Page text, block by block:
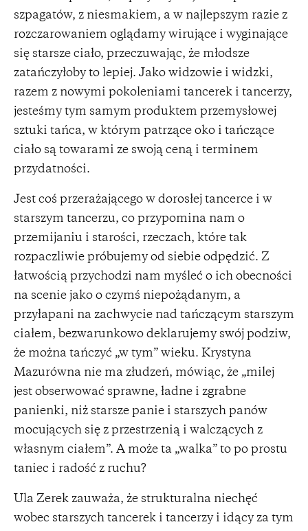
szpagatów, z niesmakiem, a w najlepszym razie z
rozczarowaniem oglądamy wirujące i wyginające
się starsze ciało, przeczuwając, że młodsze
zatańczyłoby to lepiej. Jako widzowie i widzki,
razem z nowymi pokoleniami tancerek i tancerzy,
jesteśmy tym samym produktem przemysłowej
sztuki tańca, w którym patrzące oko i tańczące
ciało są towarami ze swoją ceną i terminem
przydatności.
Jest coś przerażającego w dorosłej tancerce i w
starszym tancerzu, co przypomina nam o
przemijaniu i starości, rzeczach, które tak
rozpaczliwie próbujemy od siebie odpędzić. Z
łatwością przychodzi nam myśleć o ich obecności
na scenie jako o czymś niepożądanym, a
przyłapani na zachwycie nad tańczącym starszym
ciałem, bezwarunkowo deklarujemy swój podziw,
że można tańczyć „w tym” wieku. Krystyna
Mazurówna nie ma złudzeń, mówiąc, że „milej
jest obserwować sprawne, ładne i zgrabne
panienki, niż starsze panie i starszych panów
mocujących się z przestrzenią i walczących z
własnym ciałem”. A może ta „walka” to po prostu
taniec i radość z ruchu?
Ula Zerek zauważa, że strukturalna niechęć
wobec starszych tancerek i tancerzy i idący za tym